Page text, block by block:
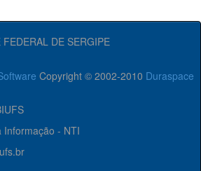
FEDERAL DE SERGIPE
Copyright © 2002-2010 Duraspace
Informação - NTI